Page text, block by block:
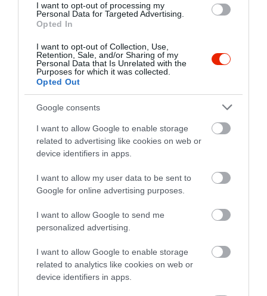
I want to opt-out of processing my
Personal Data for Targeted Advertising.
Opted In
I want to opt-out of Collection, Use,
Retention, Sale, and/or Sharing of my
Personal Data that Is Unrelated with the
Purposes for which it was collected.
Opted Out
Google consents
I want to allow Google to enable storage
related to advertising like cookies on web or
device identifiers in apps.
I want to allow my user data to be sent to
Google for online advertising purposes.
I want to allow Google to send me
personalized advertising.
I want to allow Google to enable storage
related to analytics like cookies on web or
device identifiers in apps.
Értékelések
4.3
Összesen 6
5 5
4 0
2 0
Reichertné Tolnai Mónika
Minden évben legalább
egyszer
visszatérünk.Kellemes
hangulat,finom ételek,kedves
Jelentés